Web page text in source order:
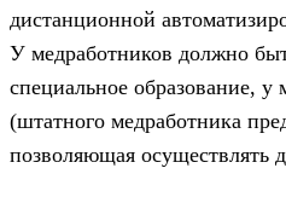
дистанционной
У медработников должно
специальное образование, у
(штатного медработника
позволяющая осуществлять